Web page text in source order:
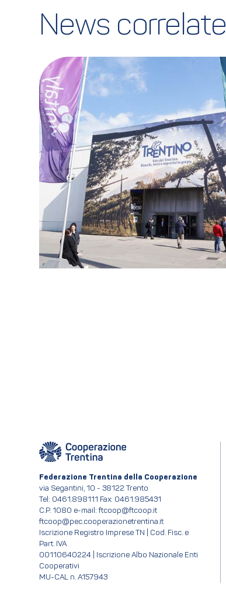
News correlate
Federazione Trentina della Cooperazione
via Segantini, 10 - 38122 Trento
Tel: 0461.898111 Fax: 0461.985431
C.P. 1080 e-mail: ftcoop@ftcoop.it
ftcoop@pec.cooperazionetrentina.it
Iscrizione Registro Imprese TN | Cod. Fisc. e
Part. IVA
00110640224 | Iscrizione Albo Nazionale Enti
Cooperativi
MU-CAL n. A157943